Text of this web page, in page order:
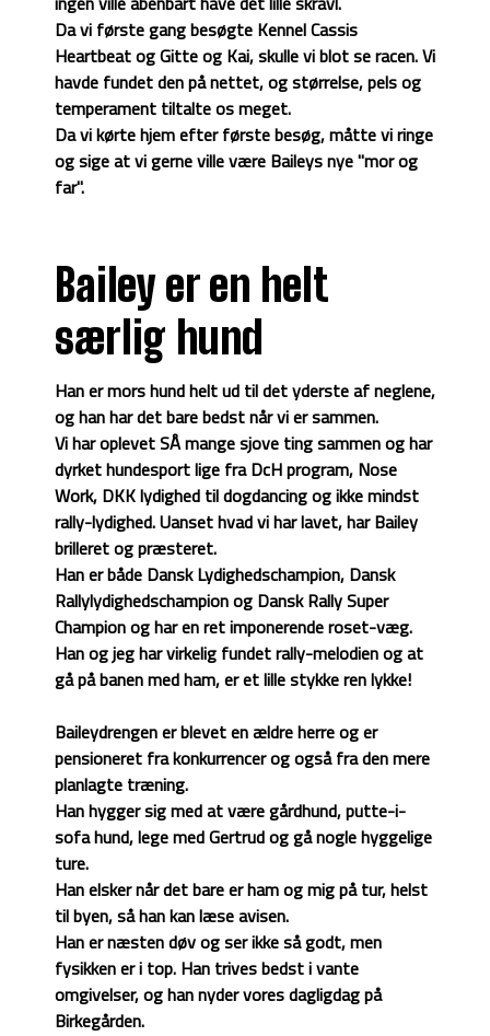
Da vi første gang besøgte Kennel Cassis
Heartbeat og Gitte og Kai, skulle vi blot se racen. Vi
havde fundet den på nettet, og størrelse, pels og
temperament tiltalte os meget.
Da vi kørte hjem efter første besøg, måtte vi ringe
og sige at vi gerne ville være Baileys nye "mor og
far".
Bailey er en helt
særlig hund
Han er mors hund helt ud til det yderste af neglene,
og han har det bare bedst når vi er sammen.
Vi har oplevet SÅ mange sjove ting sammen og har
dyrket hundesport lige fra DcH program, Nose
Work, DKK lydighed til dogdancing og ikke mindst
rally-lydighed. Uanset hvad vi har lavet, har Bailey
brilleret og præsteret.
Han er både Dansk Lydighedschampion, Dansk
Rallylydighedschampion og Dansk Rally Super
Champion og har en ret imponerende roset-væg.
Han og jeg har virkelig fundet rally-melodien og at
gå på banen med ham, er et lille stykke ren lykke!
Baileydrengen er blevet en ældre herre og er
pensioneret fra konkurrencer og også fra den mere
planlagte træning.
Han hygger sig med at være gårdhund, putte-i-
sofa hund, lege med Gertrud og gå nogle hyggelige
ture.
Han elsker når det bare er ham og mig på tur, helst
til byen, så han kan læse avisen.
Han er næsten døv og ser ikke så godt, men
fysikken er i top. Han trives bedst i vante
omgivelser, og han nyder vores dagligdag på
Birkegården.